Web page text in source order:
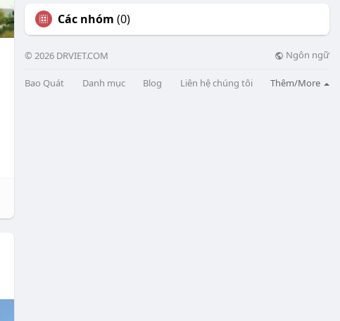
Các nhóm (0)
© 2026 DRVIET.COM Ngôn ngữ
Bao Quát Danh mục Blog Liên hệ chúng tôi Thêm/More